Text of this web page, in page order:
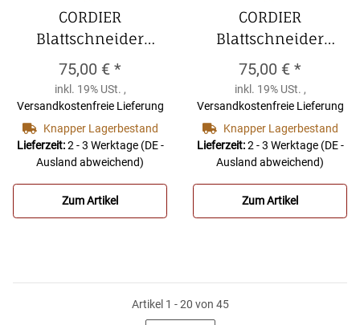
CORDIER
Blattschneider
Boehmklarinette
CORDIER
Blattschneider
Boehmklarinette
75,00 € *
inkl. 19% USt. ,
Versandkostenfreie Lieferung
Knapper Lagerbestand
Lieferzeit:2 - 3 Werktage (DE -
Ausland abweichend)
Zum Artikel
CORDIER
Blattschneider
deutsche Klarinette
CORDIER
Blattschneider
deutsche Klarinette
75,00 € *
inkl. 19% USt. ,
Versandkostenfreie Lieferung
Knapper Lagerbestand
Lieferzeit:2 - 3 Werktage (DE -
Ausland abweichend)
Zum Artikel
Artikel 1 - 20 von 45